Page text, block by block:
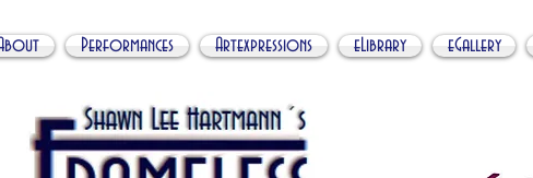
Performances Artexpressions eLibrary eGallery